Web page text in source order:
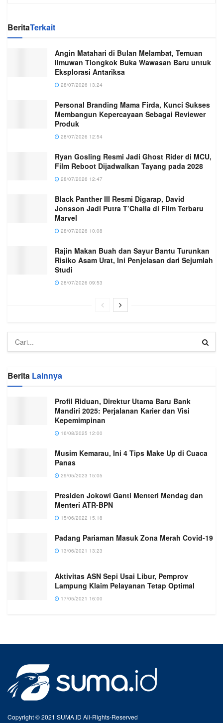
BeritaTerkait
Angin Matahari di Bulan Melambat, Temuan
Ilmuwan Tiongkok Buka Wawasan Baru untuk
Eksplorasi Antariksa
28/07/2026 13:24
Personal Branding Mama Firda, Kunci Sukses
Membangun Kepercayaan Sebagai Reviewer
Produk
28/07/2026 12:54
Ryan Gosling Resmi Jadi Ghost Rider di MCU,
Film Reboot Dijadwalkan Tayang pada 2028
28/07/2026 12:47
Black Panther III Resmi Digarap, David
Jonsson Jadi Putra T’Challa di Film Terbaru
Marvel
28/07/2026 10:08
Rajin Makan Buah dan Sayur Bantu Turunkan
Risiko Asam Urat, Ini Penjelasan dari Sejumlah
Studi
28/07/2026 09:53
Berita Lainnya
Profil Riduan, Direktur Utama Baru Bank
Mandiri 2025: Perjalanan Karier dan Visi
Kepemimpinan
16/08/2025 12:00
Musim Kemarau, Ini 4 Tips Make Up di Cuaca
Panas
29/05/2023 15:05
Presiden Jokowi Ganti Menteri Mendag dan
Menteri ATR-BPN
15/06/2022 15:18
Padang Pariaman Masuk Zona Merah Covid-19
13/06/2021 13:23
Aktivitas ASN Sepi Usai Libur, Pemprov
Lampung Klaim Pelayanan Tetap Optimal
17/05/2021 16:00
Copyright © 2021 SUMA.ID All-Rights-Reserved